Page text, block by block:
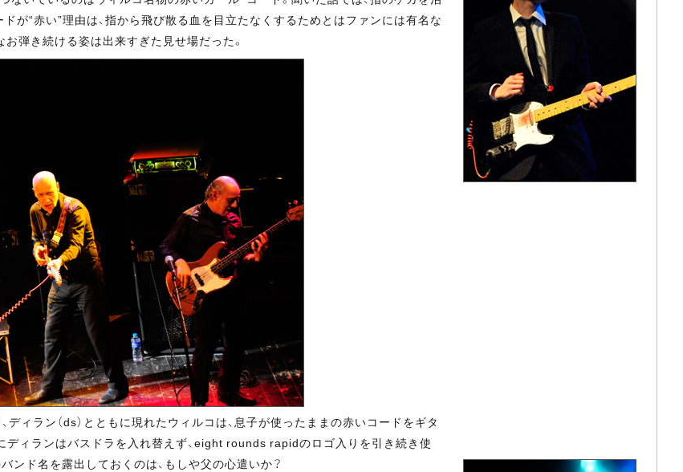
が“赤い”理由は、指から飛び散る血を目立たなくするためとはファンには有名な
弾き続ける姿は出来すぎた見せ場だった。
、ディラン（ds）とともに現れたウィルコは、息子が使ったままの赤いコードをギタ
ディランはバスドラを入れ替えず、eight rounds rapidのロゴ入りを引き続き使
ンド名を露出しておくのは、もしや父の心遣いか？